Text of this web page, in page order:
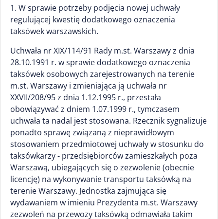
1. W sprawie potrzeby podjęcia nowej uchwały
regulującej kwestię dodatkowego oznaczenia
taksówek warszawskich.
Uchwała nr XIX/114/91 Rady m.st. Warszawy z dnia
28.10.1991 r. w sprawie dodatkowego oznaczenia
taksówek osobowych zarejestrowanych na terenie
m.st. Warszawy i zmieniająca ją uchwała nr
XXVII/208/95 z dnia 1.12.1995 r., przestała
obowiązywać z dniem 1.07.1999 r., tymczasem
uchwała ta nadal jest stosowana. Rzecznik sygnalizuje
ponadto sprawę związaną z nieprawidłowym
stosowaniem przedmiotowej uchwały w stosunku do
taksówkarzy - przedsiębiorców zamieszkałych poza
Warszawą, ubiegających się o zezwolenie (obecnie
licencję) na wykonywanie transportu taksówką na
terenie Warszawy. Jednostka zajmująca się
wydawaniem w imieniu Prezydenta m.st. Warszawy
zezwoleń na przewozy taksówką odmawiała takim